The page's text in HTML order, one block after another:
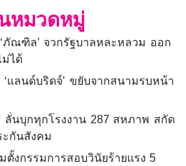
หมวดหมู่
ภัณฑิล’ จวกรัฐบาลหละหลวม ออก
ได้
แลนด์บริดจ์’ ขยับจากสนามรบหน้า
! ลั่นบุกทุกโรงงาน 287 สหภาพ สกัด
ะกันสังคม
ตั้งกรรมการสอบวินัยร้ายแรง 5